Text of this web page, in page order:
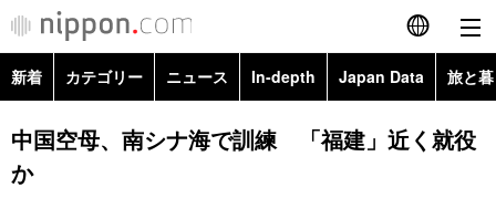
English
简体字
新着 カテゴリー ニュース In-depth Japan Data 旅と
政治・外交
経済・ビジネス
Topics
中国空母、南シナ海で訓練 「福建」近く就役
か